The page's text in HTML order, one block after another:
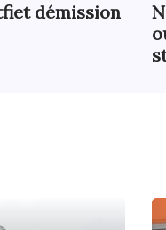
démission